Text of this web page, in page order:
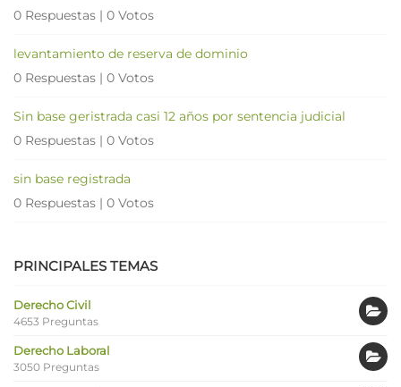
0 Respuestas | 0 Votos
levantamiento de reserva de dominio
0 Respuestas | 0 Votos
Sin base geristrada casi 12 años por sentencia judicial
0 Respuestas | 0 Votos
sin base registrada
0 Respuestas | 0 Votos
PRINCIPALES TEMAS
Derecho Civil
4653 Preguntas
Derecho Laboral
3050 Preguntas